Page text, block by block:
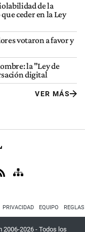
de la
ceder en la Ley
votaron a favor y
la "Ley de
digital
VER MÁS
PRIVACIDAD EQUIPO
2006-2026 - Todos los